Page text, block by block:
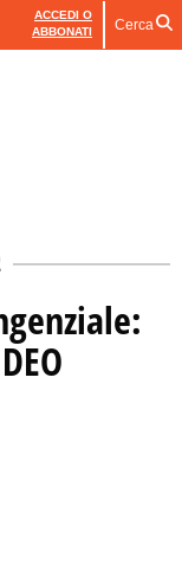
ACCEDI O
ABBONATI
Cerca